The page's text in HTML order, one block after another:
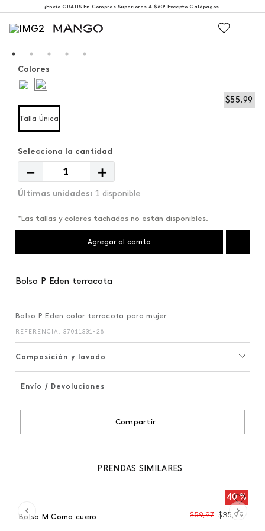
¡Envío GRATIS En Compras Superiores A $60! Excepto Galápagos.
$55,99
Colores
Talla Única
＋
－
1 disponible
*Las tallas y colores tachados no están disponibles.
Agregar al carrito
Bolso P Eden terracota
Bolso P Eden color terracota para mujer
REFERENCIA : 37011331-28
Composición y lavado
Envío / Devoluciones
Compartir
PRENDAS SIMILARES
40 %
Bolso M Como cuero $59,97 $35,99